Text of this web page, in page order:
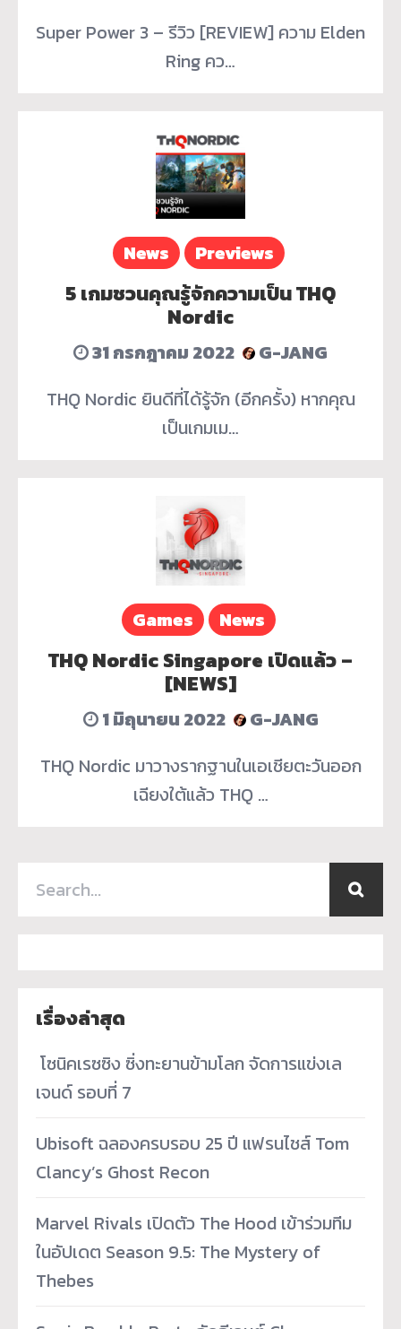
Super Power 3 – รีวิว [REVIEW] ความ Elden
Ring คว…
News Previews
5 เกมชวนคุณรู้จักความเป็น THQ
Nordic
31 กรกฎาคม 2022
G-JANG
THQ Nordic ยินดีที่ได้รู้จัก (อีกครั้ง) หากคุณ
เป็นเกมเม…
Games News
THQ Nordic Singapore เปิดแล้ว –
[NEWS]
1 มิถุนายน 2022
G-JANG
THQ Nordic มาวางรากฐานในเอเชียตะวันออก
เฉียงใต้แล้ว THQ …
เรื่องล่าสุด
­ โซนิคเรซซิง ซิ่งทะยานข้ามโลก จัดการแข่งเล
เจนด์ รอบที่ 7
Ubisoft ฉลองครบรอบ 25 ปี แฟรนไชส์ Tom
Clancy’s Ghost Recon
Marvel Rivals เปิดตัว The Hood เข้าร่วมทีม
ในอัปเดต Season 9.5: The Mystery of
Thebes